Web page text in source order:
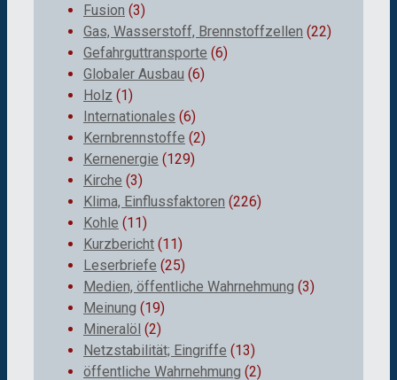
Fusion (3)
Gas, Wasserstoff, Brennstoffzellen (22)
Gefahrguttransporte (6)
Globaler Ausbau (6)
Holz (1)
Internationales (6)
Kernbrennstoffe (2)
Kernenergie (129)
Kirche (3)
Klima, Einflussfaktoren (226)
Kohle (11)
Kurzbericht (11)
Leserbriefe (25)
Medien, öffentliche Wahrnehmung (3)
Meinung (19)
Mineralöl (2)
Netzstabilität; Eingriffe (13)
öffentliche Wahrnehmung (2)